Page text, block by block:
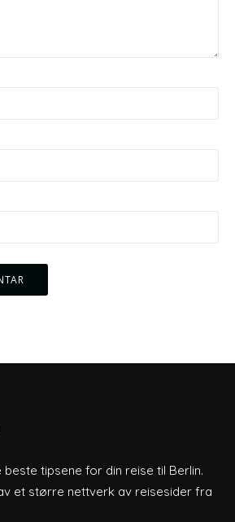
tipsene for din reise til Berlin.
et større nettverk av reisesider fra